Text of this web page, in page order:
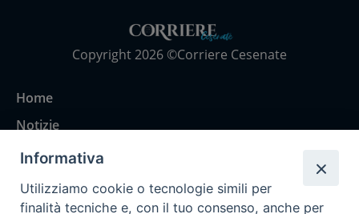
Copyright 2026 ©Corriere Cesenate
Home
Notizie
Rubriche
Chi siamo
Come abbonarsi
Informativa
Utilizziamo cookie o tecnologie simili per
finalità tecniche e, con il tuo consenso, anche per